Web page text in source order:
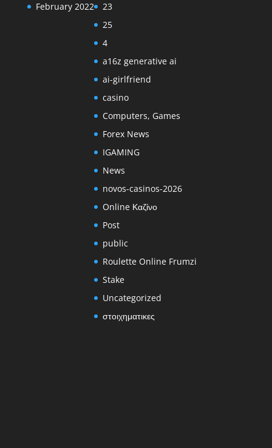
February 2022
23
25
4
a16z generative ai
ai-girlfriend
casino
Computers, Games
Forex News
IGAMING
News
novos-casinos-2026
Online Καζίνο
Post
public
Roulette Online Frumzi
Stake
Uncategorized
στοιχηματικες